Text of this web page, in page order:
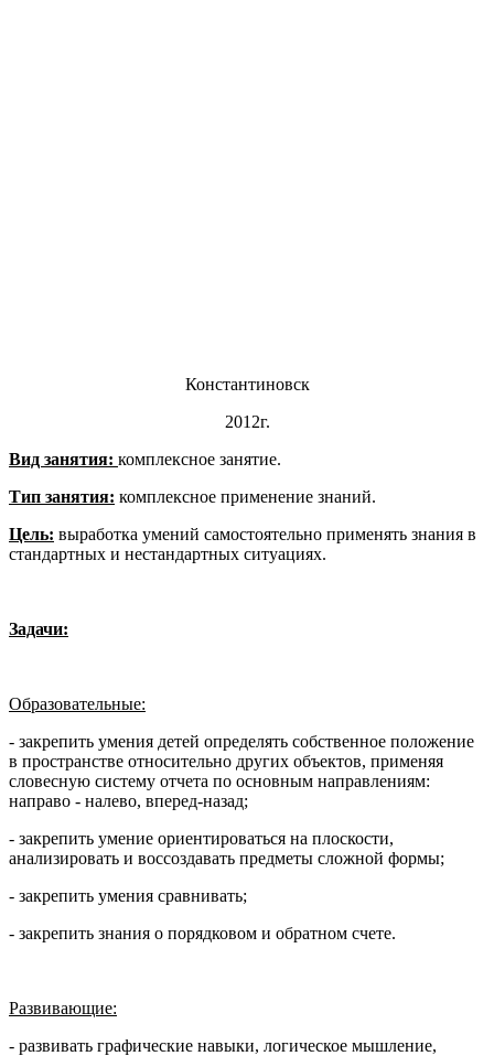
Константиновск
2012г.
Вид занятия: комплексное занятие.
Тип занятия: комплексное применение знаний.
Цель: выработка умений самостоятельно применять знания в
стандартных и нестандартных ситуациях.
Задачи:
Образовательные:
- закрепить умения детей определять собственное положение
в пространстве относительно других объектов, применяя
словесную систему отчета по основным направлениям:
направо - налево, вперед-назад;
- закрепить умение ориентироваться на плоскости,
анализировать и воссоздавать предметы сложной формы;
- закрепить умения сравнивать;
- закрепить знания о порядковом и обратном счете.
Развивающие:
- развивать графические навыки, логическое мышление,